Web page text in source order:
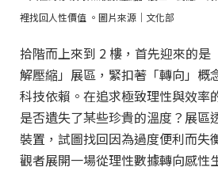
裡找回人性價值 。圖片來源｜文化部
拾階而上來到 2 樓，首先迎來的是
解壓縮」展區，緊扣著「轉向」概
科技依賴。在追求極致理性與效率
是否遺失了某些珍貴的溫度？展區
裝置，試圖找回因為過度便利而失
觀者展開一場從理性數據轉向感性